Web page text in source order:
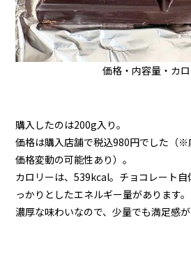
価格・内容量・カ
購入したのは200g入り。
価格は購入店舗で税込980円でした（※
価格変動の可能性あり）。
カロリーは、539kcal。チョコレート自
っかりとしたエネルギー量があります。
濃厚な味わいなので、少量でも満足感が